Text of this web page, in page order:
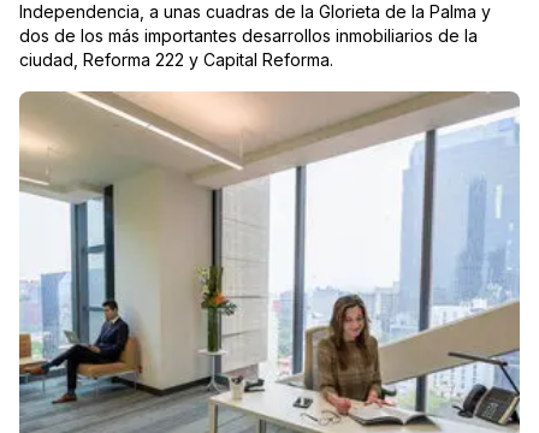
Independencia, a unas cuadras de la Glorieta de la Palma y
dos de los más importantes desarrollos inmobiliarios de la
ciudad, Reforma 222 y Capital Reforma.